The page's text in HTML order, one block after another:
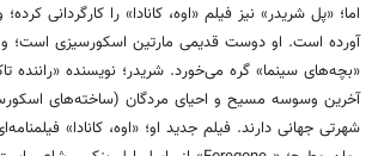
اما؛ «پل شریدر» نیز فیلم «اوه، کانادا» را کارگردانی
آورده است. او دوست قدیمی مارتین اسکورسیزی است؛ و
«بچه‌های سینما» گره می‌خورد. شریدر؛ نویسنده «راننده
آخرین وسوسه مسیح و احیای مردگان (ساخته‌های
شهرتی جهانی دارند. فیلم جدید او؛‌ «اوه، کانادا»